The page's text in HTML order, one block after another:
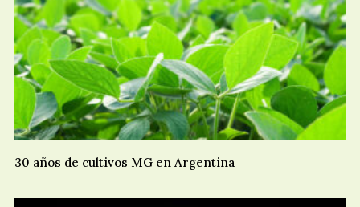
30 años de cultivos MG en Argentina